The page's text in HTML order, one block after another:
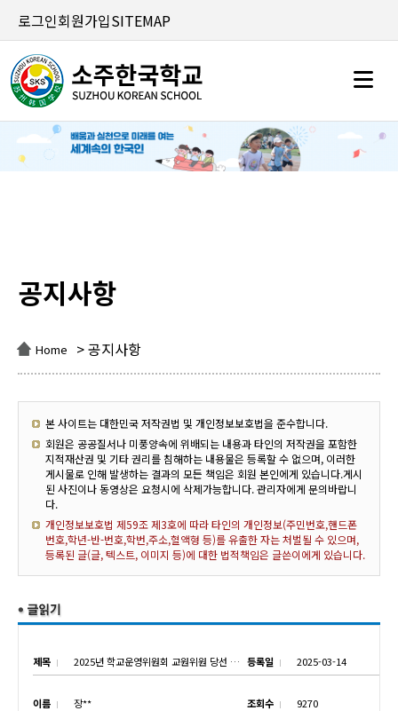
로그인회원가입SITEMAP
공지사항
Home > 공지사항
본 사이트는 대한민국 저작권법 및 개인정보보호법을 준수합니다.
회원은 공공질서나 미풍양속에 위배되는 내용과 타인의 저작권을 포함한
지적재산권 및 기타 권리를 침해하는 내용물은 등록할 수 없으며, 이러한
게시물로 인해 발생하는 결과의 모든 책임은 회원 본인에게 있습니다.게시
된 사진이나 동영상은 요청시에 삭제가능합니다. 관리자에게 문의바랍니
다.
개인정보보호법 제59조 제3호에 따라 타인의 개인정보(주민번호,핸드폰
번호,학년-반-번호,학번,주소,혈액형 등)를 유출한 자는 처벌될 수 있으며,
등록된 글(글, 텍스트, 이미지 등)에 대한 법적책임은 글쓴이에게 있습니다.
제목 2025년 학교운영위원회 교원위원 당선 안내 등록일 2025-03-14
이름 장** 조회수 9270